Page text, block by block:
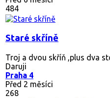
484
Staré skříně
Troj a dvou skříň ,plus dva
Daruji
Praha 4
Před 2 měsíci
268